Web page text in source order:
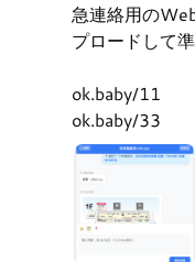
急連絡用の
プロードして
ok.baby/11
ok.baby/33